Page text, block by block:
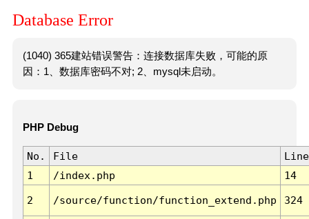
Database Error
(1040) 365建站错误警告：连接数据库失败，可能的原
因：1、数据库密码不对; 2、mysql未启动。
PHP Debug
No. File
Line
1
/index.php 14
2 /source/function/function_extend.php 324